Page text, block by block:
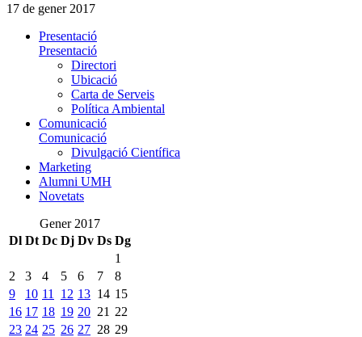
17 de gener 2017
Presentació
Presentació
Directori
Ubicació
Carta de Serveis
Política Ambiental
Comunicació
Comunicació
Divulgació Científica
Marketing
Alumni UMH
Novetats
Gener 2017
Dl Dt Dc Dj Dv Ds Dg
1
2
3 4 5 6 7
8
9
10 11 12 13 14 15
16 17 18 19 20 21 22
23 24 25 26 27 28 29